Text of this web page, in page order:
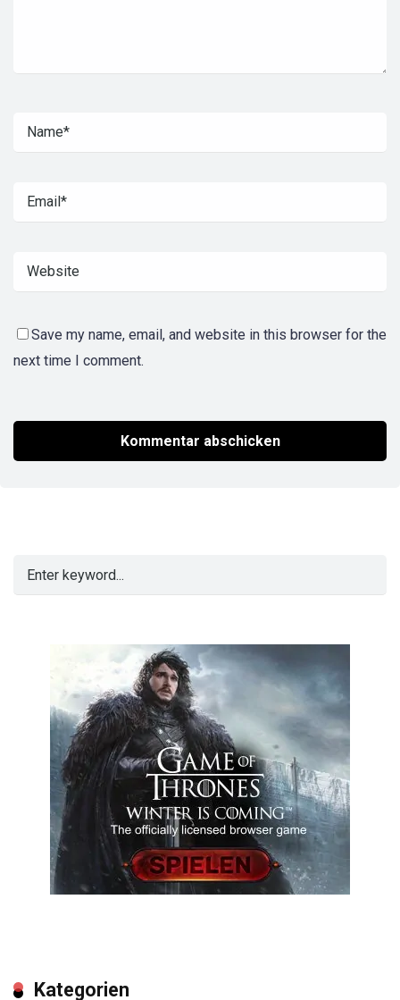
Save my name, email, and website in this browser for the
next time I comment.
Kategorien